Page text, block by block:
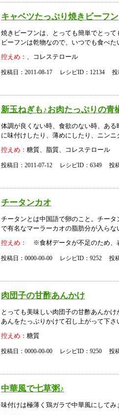
キャベツたっぷり焼きビーフン
焼きビーフンは、とっても簡単でとって
ビーフンは乾物なので、いつでも食べた
控えめ： 、コレステロール
投稿日：2011-08-17 レシピID：12134 投
新玉ねぎも♪お肉たっぷりの青
体調が良くない時、食欲のない時、ある
に味付けしたり、薄めにしたり、ニンニ
控えめ： 糖質、脂質、コレステロール
投稿日：2011-07-12 レシピID：6349 投稿
チータンカオ
チータンとは中国語で卵のこと。チータ
で有名なマーラーカオの脂肪分が入らな
控えめ： ※食材データが不足のため、
投稿日：0000-00-00 レシピID：9252 投稿
肉団子の甘酢あんかけ
とっても美味しい肉団子の甘酢あんか
あんをたっぷりかけて召し上がって下さ
控えめ： 糖質
投稿日：0000-00-00 レシピID：9250 投稿
中華風で七草粥♪
味付けは極薄く鶏ガラで中華風にしてみ